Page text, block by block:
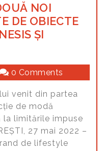
NOI
DE OBIECTE
ȘI
0 Comments
venit din partea
de modă
la limitările impuse
27 mai 2022 –
de lifestyle